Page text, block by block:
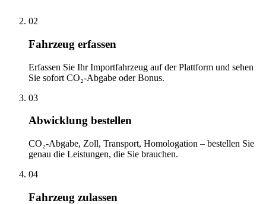
02
Fahrzeug erfassen
Erfassen Sie Ihr Importfahrzeug auf der Plattform und sehen
Sie sofort CO₂-Abgabe oder Bonus.
03
Abwicklung bestellen
CO₂-Abgabe, Zoll, Transport, Homologation – bestellen Sie
genau die Leistungen, die Sie brauchen.
04
Fahrzeug zulassen